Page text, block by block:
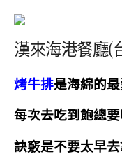
漢來海港餐廳(
烤牛排是海綿的
每次去吃到飽總
訣竅是不要太早